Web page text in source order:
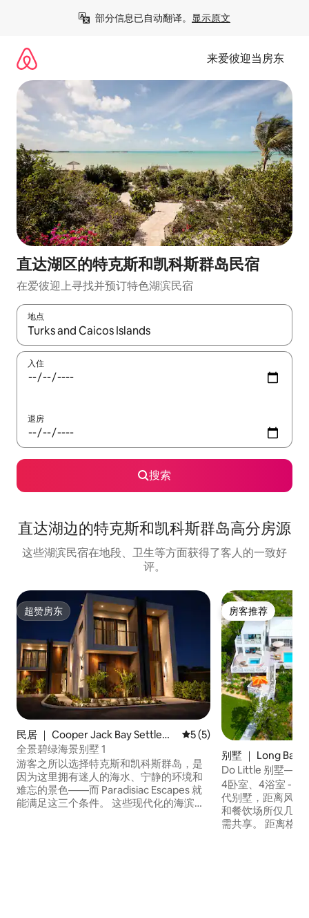
部分信息已自动翻译。 显示原文
来爱彼迎当房东
直达湖区的特克斯和凯科斯群岛民宿
在爱彼迎上寻找并预订特色湖滨民宿
地点
如有搜索结果，请使用上下方向键查看，或通过点击或滑动手势
入住
退房
搜索
直达湖边的特克斯和凯科斯群岛高分房源
这些湖滨民宿在地段、卫生等方面获得了客人的一致好
评。
超赞房东
超赞房东
民居 ｜ Cooper Jack Bay Settlem
ent
平均评分 5 分（满分 5 分）
5 (5)
全景碧绿海景别墅 1
游客之所以选择特克斯和凯科斯群岛，是
因为这里拥有迷人的海水、宁静的环境和
难忘的景色——而 Paradisiac Escapes 就
能满足这三个条件。 这些现代化的海滨别
房客推荐
房客推荐
别墅 ｜ Long Bay
Do Little 别墅——
Bay）和长湾海滩
4卧室、4浴室 - 位
代别墅，距离风筝
和餐饮场所仅几分
需共享。 距离格